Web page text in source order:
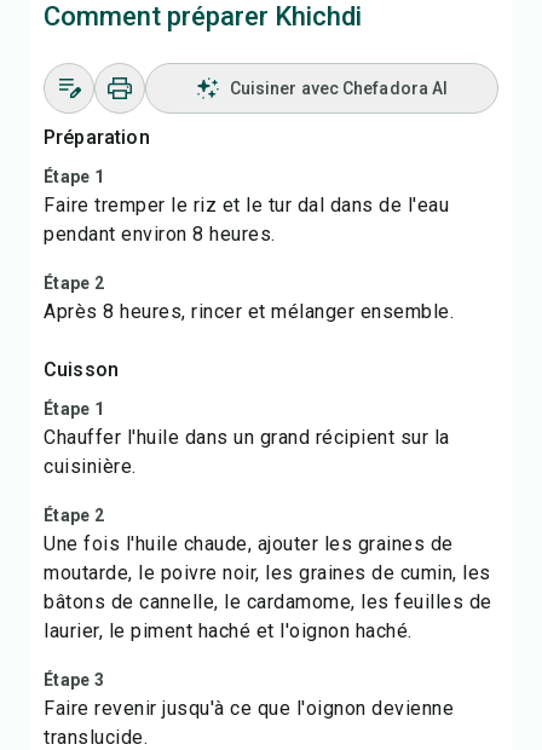
Comment préparer Khichdi
Cuisiner avec Chefadora AI
Préparation
Étape 1
Faire tremper le riz et le tur dal dans de l'eau
pendant environ 8 heures.
Étape 2
Après 8 heures, rincer et mélanger ensemble.
Cuisson
Étape 1
Chauffer l'huile dans un grand récipient sur la
cuisinière.
Étape 2
Une fois l'huile chaude, ajouter les graines de
moutarde, le poivre noir, les graines de cumin, les
bâtons de cannelle, le cardamome, les feuilles de
laurier, le piment haché et l'oignon haché.
Étape 3
Faire revenir jusqu'à ce que l'oignon devienne
translucide.